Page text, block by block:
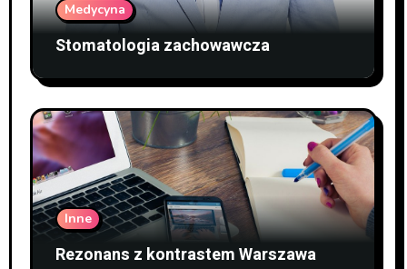
Medycyna
Stomatologia zachowawcza
Inne
Rezonans z kontrastem Warszawa